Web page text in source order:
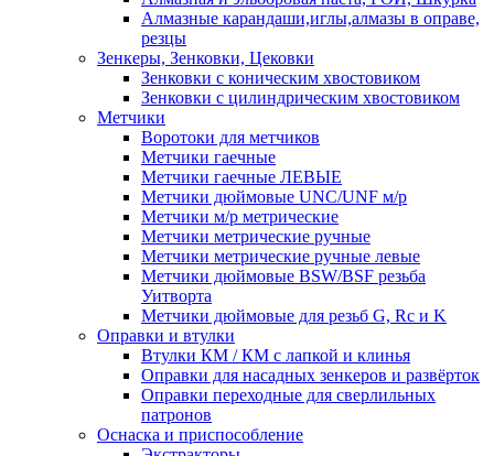
Алмазные карандаши,иглы,алмазы в оправе,
резцы
Зенкеры, Зенковки, Цековки
Зенковки с коническим хвостовиком
Зенковки с цилиндрическим хвостовиком
Метчики
Воротоки для метчиков
Метчики гаечные
Метчики гаечные ЛЕВЫЕ
Метчики дюймовые UNC/UNF м/р
Метчики м/р метрические
Метчики метрические ручные
Метчики метрические ручные левые
Метчики дюймовые BSW/BSF резьба
Уитворта
Метчики дюймовые для резьб G, Rc и K
Оправки и втулки
Втулки КМ / КМ с лапкой и клинья
Оправки для насадных зенкеров и развёрток
Оправки переходные для сверлильных
патронов
Оснаска и приспособление